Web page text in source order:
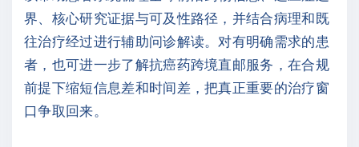
界、核心研究证据与可及性路径，并结合病理和既
往治疗经过进行辅助问诊解读。对有明确需求的患
者，也可进一步了解抗癌药跨境直邮服务，在合规
前提下缩短信息差和时间差，把真正重要的治疗窗
口争取回来。